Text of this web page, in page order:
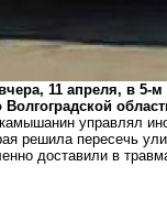
11 апреля, в
управлял
решила пересечь
доставили в